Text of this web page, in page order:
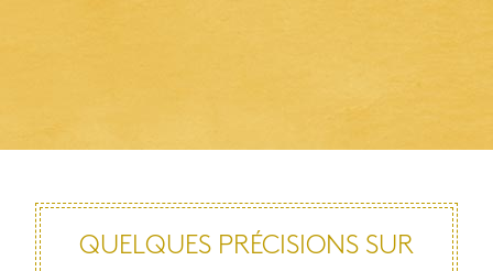
QUELQUES PRÉCISIONS SUR